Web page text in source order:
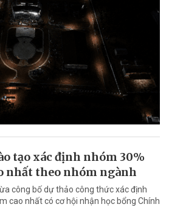
tạo xác định nhóm 30%
nhất theo nhóm ngành
công bố dự thảo công thức xác định
cao nhất có cơ hội nhận học bổng Chính